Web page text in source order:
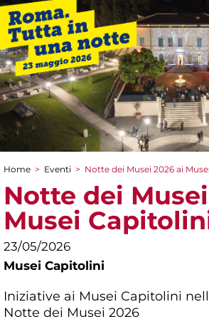
Tu sei qui
Home > Eventi > Notte dei Musei 2026 ai
Notte dei
Musei
23/05/2026
Musei Capitolini
Iniziative ai Musei Capitolini
Notte dei Musei 2026